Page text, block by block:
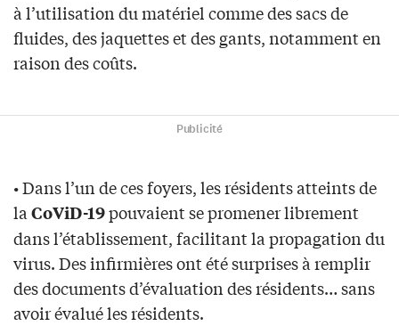
à l’utilisation du matériel comme des sacs de
fluides, des jaquettes et des gants, notamment en
raison des coûts.
Publicité
• Dans l’un de ces foyers, les résidents atteints de
laCoViD-19pouvaient se promener librement
dans l’établissement, facilitant la propagation du
virus. Des infirmières ont été surprises à remplir
des documents d’évaluation des résidents… sans
avoir évalué les résidents.